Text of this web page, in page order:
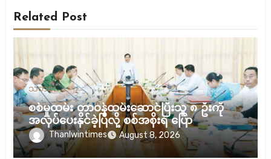
Related Post
သတင်း
စစ်မှုထမ်း တာဝန်ထမ်းဆောင်ပြီးသူ ၈ ဦးကို
အလုပ်ပေးနိုင်ခဲ့ပြီလို့ စစ်အစိုးရ ပြော
Thanlwintimes August 8, 2026